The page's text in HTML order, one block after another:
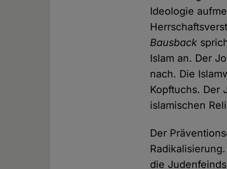
Ideologie
Bausback
Islam an. Der
nach. Die
Kopftuchs. Der
islamischen
Der
die